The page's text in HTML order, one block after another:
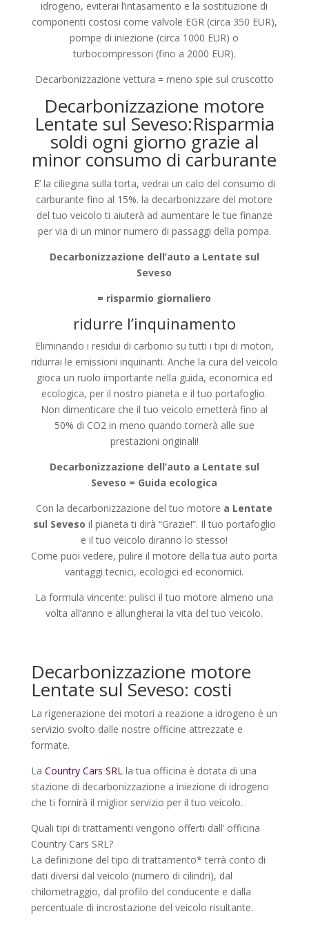
idrogeno, eviterai l’intasamento e la sostituzione di
componenti costosi come valvole EGR (circa 350 EUR),
pompe di iniezione (circa 1000 EUR) o
turbocompressori (fino a 2000 EUR).
Decarbonizzazione vettura = meno spie sul cruscotto
Decarbonizzazione motore
Lentate sul Seveso:Risparmia
soldi ogni giorno grazie al
minor consumo di carburante
E’ la ciliegina sulla torta, vedrai un calo del consumo di
carburante fino al 15%. la decarbonizzare del motore
del tuo veicolo ti aiuterà ad aumentare le tue finanze
per via di un minor numero di passaggi della pompa.
Decarbonizzazione dell’auto a Lentate sul
Seveso
= risparmio giornaliero
ridurre l’inquinamento
Eliminando i residui di carbonio su tutti i tipi di motori,
ridurrai le emissioni inquinanti. Anche la cura del veicolo
gioca un ruolo importante nella guida, economica ed
ecologica, per il nostro pianeta e il tuo portafoglio.
Non dimenticare che il tuo veicolo emetterà fino al
50% di CO2 in meno quando tornerà alle sue
prestazioni originali!
Decarbonizzazione dell’auto a Lentate sul
Seveso = Guida ecologica
Con la decarbonizzazione del tuo motore a Lentate
sul Seveso il pianeta ti dirà “Grazie!”. Il tuo portafoglio
e il tuo veicolo diranno lo stesso!
Come puoi vedere, pulire il motore della tua auto porta
vantaggi tecnici, ecologici ed economici.
La formula vincente: pulisci il tuo motore almeno una
volta all’anno e allungherai la vita del tuo veicolo.
Decarbonizzazione motore
Lentate sul Seveso: costi
La rigenerazione dei motori a reazione a idrogeno è un
servizio svolto dalle nostre officine attrezzate e
formate.
La Country Cars SRL la tua officina è dotata di una
stazione di decarbonizzazione a iniezione di idrogeno
che ti fornirà il miglior servizio per il tuo veicolo.
Quali tipi di trattamenti vengono offerti dall’ officina
Country Cars SRL?
La definizione del tipo di trattamento* terrà conto di
dati diversi dal veicolo (numero di cilindri), dal
chilometraggio, dal profilo del conducente e dalla
percentuale di incrostazione del veicolo risultante.